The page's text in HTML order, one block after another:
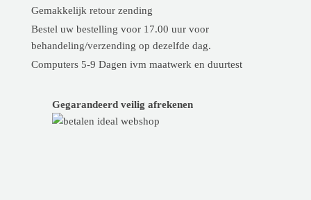
Gemakkelijk retour zending
Bestel uw bestelling voor 17.00 uur voor
behandeling/verzending op dezelfde dag.
Computers 5-9 Dagen ivm maatwerk en duurtest
Gegarandeerd veilig afrekenen